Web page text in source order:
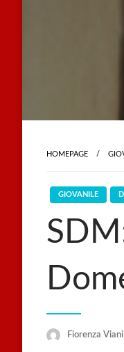
HOMEPAGE
GIOVANILE
Fiorenza Viani